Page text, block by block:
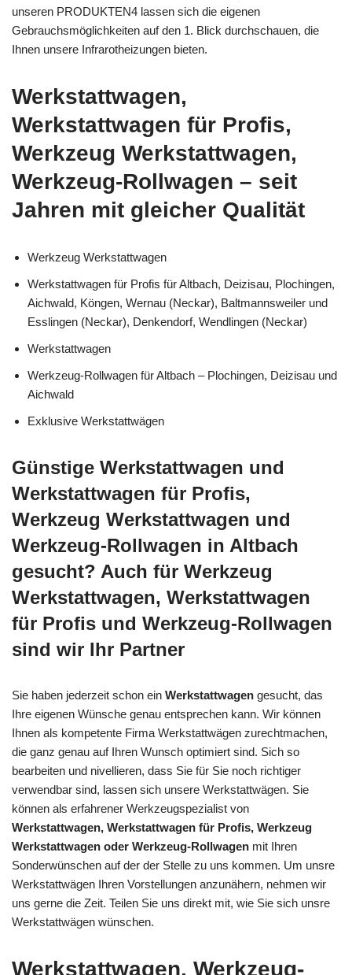
unseren PRODUKTEN4 lassen sich die eigenen
Gebrauchsmöglichkeiten auf den 1. Blick durchschauen, die
Ihnen unsere Infrarotheizungen bieten.
Werkstattwagen,
Werkstattwagen für Profis,
Werkzeug Werkstattwagen,
Werkzeug-Rollwagen – seit
Jahren mit gleicher Qualität
Werkzeug Werkstattwagen
Werkstattwagen für Profis für Altbach, Deizisau, Plochingen,
Aichwald, Köngen, Wernau (Neckar), Baltmannsweiler und
Esslingen (Neckar), Denkendorf, Wendlingen (Neckar)
Werkstattwagen
Werkzeug-Rollwagen für Altbach – Plochingen, Deizisau und
Aichwald
Exklusive Werkstattwägen
Günstige Werkstattwagen und
Werkstattwagen für Profis,
Werkzeug Werkstattwagen und
Werkzeug-Rollwagen in Altbach
gesucht? Auch für Werkzeug
Werkstattwagen, Werkstattwagen
für Profis und Werkzeug-Rollwagen
sind wir Ihr Partner
Sie haben jederzeit schon ein Werkstattwagen gesucht, das
Ihre eigenen Wünsche genau entsprechen kann. Wir können
Ihnen als kompetente Firma Werkstattwägen zurechtmachen,
die ganz genau auf Ihren Wunsch optimiert sind. Sich so
bearbeiten und nivellieren, dass Sie für Sie noch richtiger
verwendbar sind, lassen sich unsere Werkstattwägen. Sie
können als erfahrener Werkzeugspezialist von
Werkstattwagen, Werkstattwagen für Profis, Werkzeug
Werkstattwagen oder Werkzeug-Rollwagen mit Ihren
Sonderwünschen auf der der Stelle zu uns kommen. Um unsre
Werkstattwägen Ihren Vorstellungen anzunähern, nehmen wir
uns gerne die Zeit. Teilen Sie uns direkt mit, wie Sie sich unsre
Werkstattwägen wünschen.
Werkstattwagen, Werkzeug-